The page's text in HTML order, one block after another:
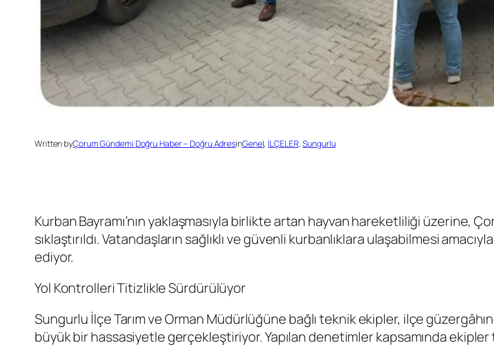
Written byÇorum Gündemi Doğru Haber – Doğru AdresinGenel, İLÇELER, Sungurlu
Kurban Bayramı’nın yaklaşmasıyla birlikte artan hayvan hareketliliği üzerine,
sıklaştırıldı. Vatandaşların sağlıklı ve güvenli kurbanlıklara ulaşabilmesi
ediyor.
Yol Kontrolleri Titizlikle Sürdürülüyor
Sungurlu İlçe Tarım ve Orman Müdürlüğüne bağlı teknik ekipler, ilçe
büyük bir hassasiyetle gerçekleştiriyor. Yapılan denetimler kapsamında